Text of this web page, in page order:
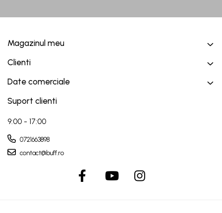
Magazinul meu
Clienti
Date comerciale
Suport clienti
9:00 - 17:00
0721663898
contact@buff.ro